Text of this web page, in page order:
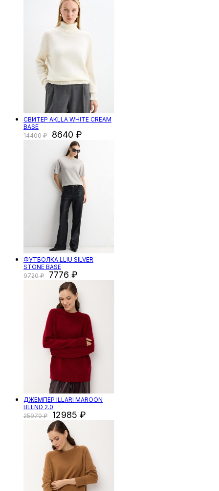
СВИТЕР AKLLA WHITE CREAM
BASE
14400
8640
ФУТБОЛКА LLIU SILVER
STONE BASE
9720
7776
ДЖЕМПЕР ILLARI MAROON
BLEND 2.0
25970
12985